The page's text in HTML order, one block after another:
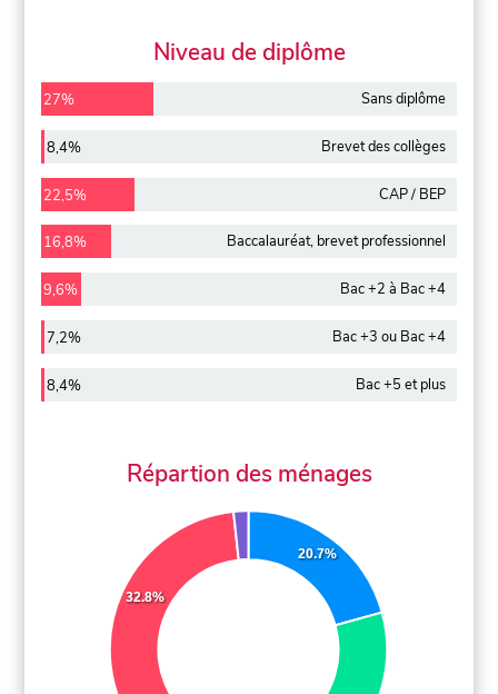
Niveau de diplôme
27% Sans diplôme
8,4% Brevet des collèges
22,5% CAP / BEP
16,8% Baccalauréat, brevet professionnel
9,6% Bac +2 à Bac +4
7,2% Bac +3 ou Bac +4
8,4% Bac +5 et plus
Répartion des ménages
20.7%
32.8%